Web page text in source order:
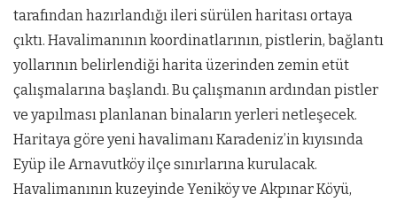
tarafından hazırlandığı ileri sürülen haritası ortaya
çıktı. Havalimanının koordinatlarının, pistlerin, bağlantı
yollarının belirlendiği harita üzerinden zemin etüt
çalışmalarına başlandı. Bu çalışmanın ardından pistler
ve yapılması planlanan binaların yerleri netleşecek.
Haritaya göre yeni havalimanı Karadeniz’in kıyısında
Eyüp ile Arnavutköy ilçe sınırlarına kurulacak.
Havalimanının kuzeyinde Yeniköy ve Akpınar Köyü,